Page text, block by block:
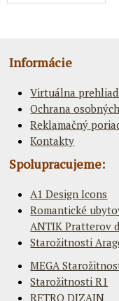
Informácie
Virtuálna
Ochrana
Reklamačný
Kontakty
Spolupracujeme:
A1 Design Icons
Romantické
ANTIK Pratterov
Starožitnosti
MEGA
Starožitnosti R1
RETRO DIZAJN